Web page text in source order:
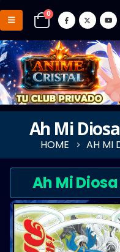
0
Ah Mi
HOME AH MI
Ah Mi